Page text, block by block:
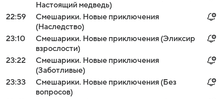
Настоящий медведь)
22:59
Смешарики. Новые приключения
(Наследство)
23:10
Смешарики. Новые приключения (Эликсир
взрослости)
23:22
Смешарики. Новые приключения
(Заботливые)
23:33
Смешарики. Новые приключения (Без
вопросов)